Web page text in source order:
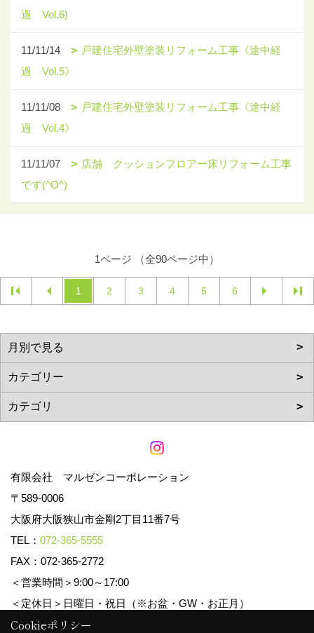
過 Vol.6)
11/11/14
戸建住宅外壁塗装リフォーム工事《途中経
過 Vol.5》
11/11/08
戸建住宅外壁塗装リフォーム工事《途中経
過 Vol.4》
11/11/07
店舗 クッションフロアー床リフォーム工事
です(^O^)
1ページ （全90ページ中）
1 2 3 4 5 6
有限会社 マルゼンコーポレーション
〒589-0006
大阪府大阪狭山市金剛2丁目11番7号
TEL： 072-365-5555
FAX：072-365-2772
＜営業時間＞9:00～17:00
＜定休日＞日曜日・祝日（※お盆・GW・お正月）
Cookieポリシー